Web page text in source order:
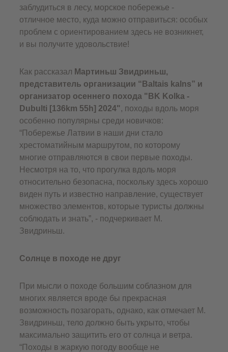
заблудиться в лесу, морское побережье -
отличное место, куда можно отправиться: особых
проблем с ориентированием здесь не возникнет,
и вы получите удовольствие!
Как рассказал Мартиньш Звидриньш,
представитель организации “Baltais kalns” и
организатор осеннего похода "BK Kolka -
Dubulti [136km 55h] 2024", походы вдоль моря
особенно популярны среди новичков:
“Побережье Латвии в наши дни стало
хрестоматийным маршрутом, по которому
многие отправляются в свои первые походы.
Несмотря на то, что прогулка вдоль моря
относительно безопасна, поскольку здесь хорошо
виден путь и известно направление, существует
множество элементов, которые туристы должны
соблюдать и знать”, - подчеркивает М.
Звидриньш.
Солнце в походе не друг
При мысли о походе большим соблазном для
многих является вроде бы прекрасная
возможность позагорать, однако, как отмечает М.
Звидриньш, тело должно быть укрыто, чтобы
максимально защитить его от солнца и ветра.
“Походы в жаркую погоду вообще не